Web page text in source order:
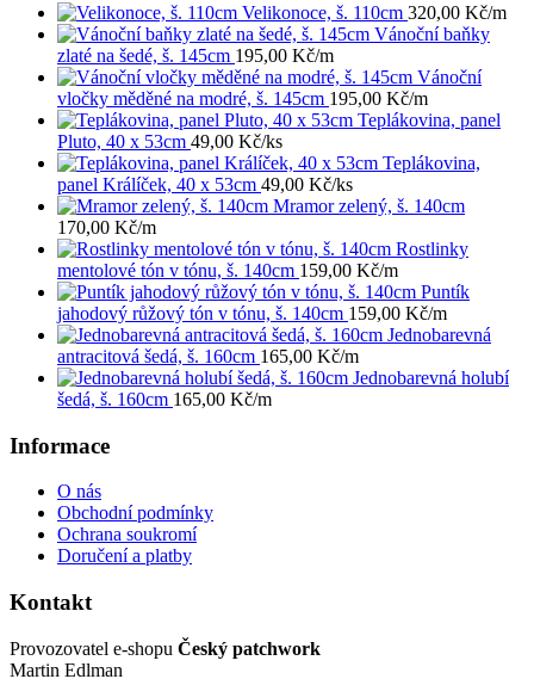
Velikonoce, š. 110cm 320,00 Kč/m
Vánoční baňky
zlaté na šedé, š. 145cm 195,00 Kč/m
Vánoční
vločky měděné na modré, š. 145cm 195,00 Kč/m
Teplákovina, panel
Pluto, 40 x 53cm 49,00 Kč/ks
Teplákovina,
panel Králíček, 40 x 53cm 49,00 Kč/ks
Mramor zelený, š. 140cm
170,00 Kč/m
Rostlinky
mentolové tón v tónu, š. 140cm 159,00 Kč/m
Puntík
jahodový růžový tón v tónu, š. 140cm 159,00 Kč/m
Jednobarevná
antracitová šedá, š. 160cm 165,00 Kč/m
Jednobarevná holubí
šedá, š. 160cm 165,00 Kč/m
Informace
O nás
Obchodní podmínky
Ochrana soukromí
Doručení a platby
Kontakt
Provozovatel e-shopu Český patchwork
Martin Edlman